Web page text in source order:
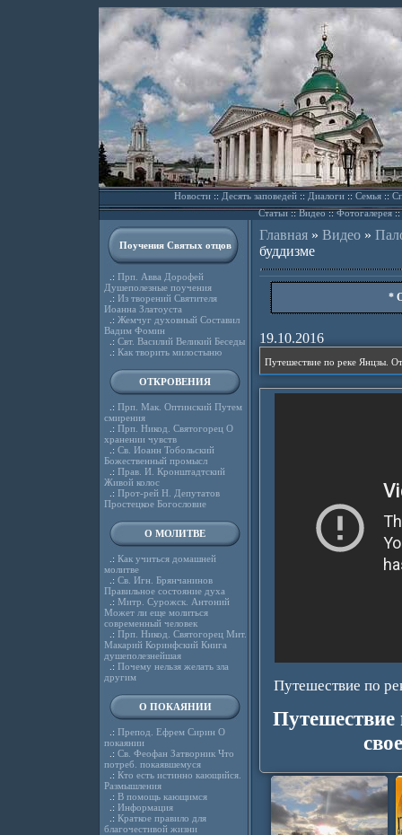
Новости::Десять заповедей::Диалоги::Семья::
Статьи::Видео ::Фотогалерея::
Поучения Святых отцов
.: Прп. Авва Дорофей
Душеполезные поучения
.: Из творений Святителя
Иоанна Златоуста
.: Жемчуг духовный Составил
Вадим Фомин
.: Свт. Василий Великий Беседы
.: Как творить милостыню
ОТКРОВЕНИЯ
.: Прп. Мак. Оптинский Путем
смирения
.: Прп. Никод. Святогорец О
хранении чувств
.: Св. Иоанн Тобольский
Божественный промысл
.: Прав. И. Кронштадтский
Живой колос
.: Прот-рей Н. Депутатов
Простецкое Богословие
О МОЛИТВЕ
.: Как учиться домашней
молитве
.: Св. Игн. Брянчанинов
Правильное состояние духа
.: Митр. Сурожск. Антоний
Может ли еще молиться
современный человек
.: Прп. Никод. Святогорец Мит.
Макарий Коринфский Книга
душеполезнейшая
.: Почему нельзя желать зла
другим
О ПОКАЯНИИ
.: Препод. Ефрем Сирин О
покаянии
.: Св. Феофан Затворник Что
потреб. покаявшемуся
.: Кто есть истинно кающийся.
Размышления
.: В помощь кающимся
.: Информация
.: Краткое правило для
благочестивой жизни
Главная» Видео»
буддизме
*
19.10.2016
Путешествие по